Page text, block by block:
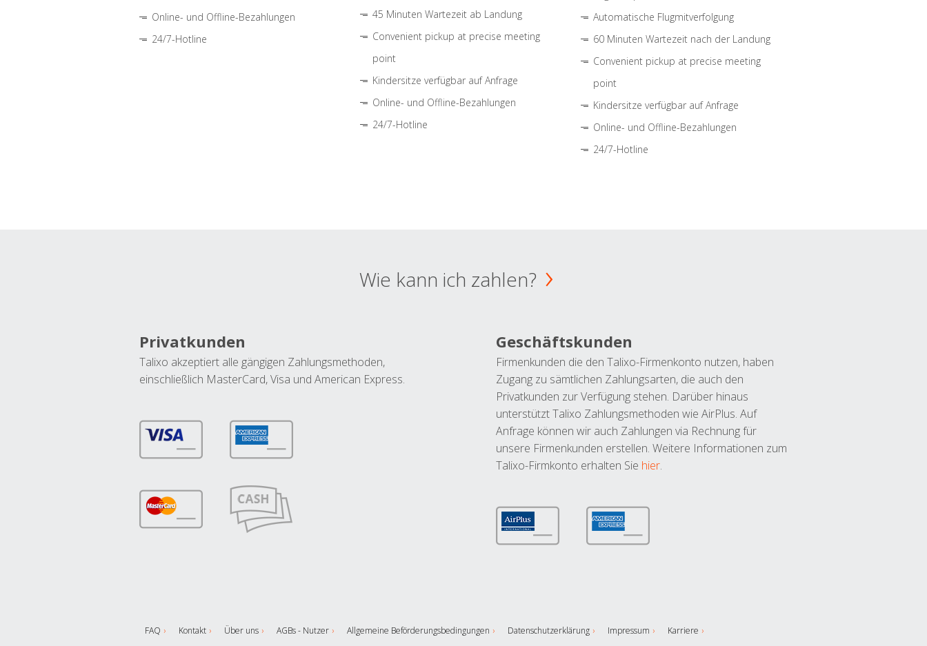
Online- und Offline-Bezahlungen
24/7-Hotline
45 Minuten Wartezeit ab Landung
Convenient pickup at precise meeting
point
Kindersitze verfügbar auf Anfrage
Online- und Offline-Bezahlungen
24/7-Hotline
Automatische Flugmitverfolgung
60 Minuten Wartezeit nach der Landung
Convenient pickup at precise meeting
point
Kindersitze verfügbar auf Anfrage
Online- und Offline-Bezahlungen
24/7-Hotline
Wie kann ich zahlen?
Privatkunden
Talixo akzeptiert alle gängigen Zahlungsmethoden,
einschließlich MasterCard, Visa und American Express.
Geschäftskunden
Firmenkunden die den Talixo-Firmenkonto nutzen, haben
Zugang zu sämtlichen Zahlungsarten, die auch den
Privatkunden zur Verfügung stehen. Darüber hinaus
unterstützt Talixo Zahlungsmethoden wie AirPlus. Auf
Anfrage können wir auch Zahlungen via Rechnung für
unsere Firmenkunden erstellen. Weitere Informationen zum
Talixo-Firmkonto erhalten Sie hier.
FAQ Kontakt Über uns AGBs - Nutzer Allgemeine Beförderungsbedingungen Datenschutzerklärung Impressum Karriere